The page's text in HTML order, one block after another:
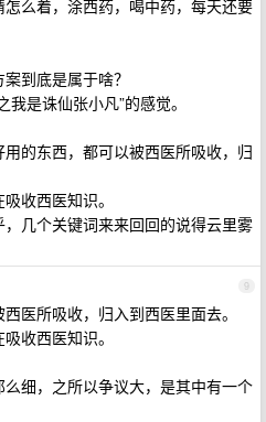
么着，涂西药，喝中药，每天还要
到底是属于啥？
是诛仙张小凡”的感觉。
的东西，都可以被西医所吸收，归
收西医知识。
几个关键词来来回回的说得云里雾
9
医所吸收，归入到西医里面去。
收西医知识。
细，之所以争议大，是其中有一个